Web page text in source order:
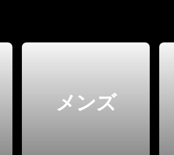
メンズ